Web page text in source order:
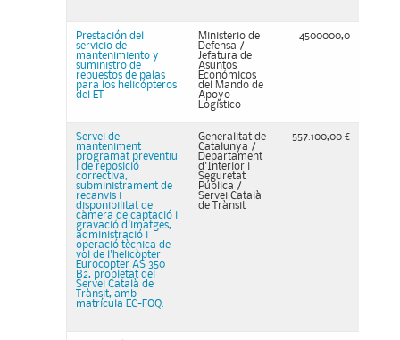
Prestación del
servicio de
mantenimiento y
suministro de
repuestos de palas
para los helicópteros
del ET
Ministerio de
Defensa /
Jefatura de
Asuntos
Económicos
del Mando de
Apoyo
Logístico
4500000,0
Servei de
manteniment
programat preventiu
i de reposició
correctiva,
subministrament de
recanvis i
disponibilitat de
càmera de captació i
gravació d'imatges,
administració i
operació tècnica de
vol de l'helicòpter
Eurocopter AS 350
B2, propietat del
Servei Català de
Trànsit, amb
matrícula EC-FOQ.
Generalitat de
Catalunya /
Departament
d'Interior i
Seguretat
Pública /
Servei Català
de Trànsit
557.100,00 €